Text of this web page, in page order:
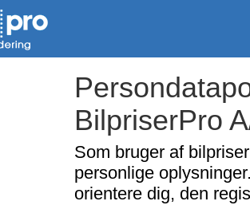
BilpriserPro
Som bruger af
personlige
orientere dig, den